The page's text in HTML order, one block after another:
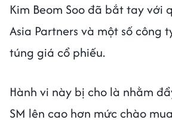
Kim Beom Soo đã bắt tay với
Asia Partners và một số công
túng giá cổ phiếu.
Hành vi này bị cho là nhằm
SM lên cao hơn mức chào